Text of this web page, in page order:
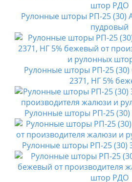
Рулонные шторы РП-25 (30)
пудровый
Рулонные шторы РП-25
2371, НГ 5%
Рулонные шторы РП-25
Рулонные шторы РП-25 (30)